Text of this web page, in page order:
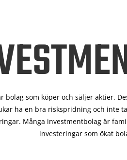
bolag som köper och säljer aktier.
ha en bra riskspridning och inte
Många investmentbolag är
investeringar som ökat